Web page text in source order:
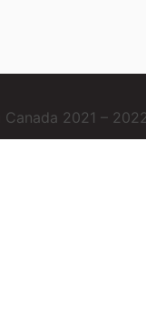
2021 –